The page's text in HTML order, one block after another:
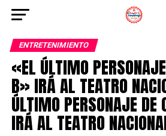
ENTRETENIMIENTO
«EL ÚLTIMO
B» IRÁ AL TEATRO
ÚLTIMO PERSONAJE
IRÁ AL TEATRO